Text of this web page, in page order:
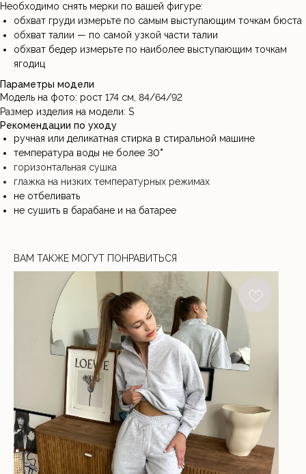
Необходимо снять мерки по вашей фигуре:
обхват груди измерьте по самым выступающим точкам бюста
обхват талии — по самой узкой части талии
обхват бедер измерьте по наиболее выступающим точкам
ягодиц
Параметры модели
Модель на фото: рост 174 см, 84/64/92
Размер изделия на модели: S
Рекомендации по уходу
ручная или деликатная стирка в стиральной машине
температура воды не более 30°
горизонтальная сушка
глажка на низких температурных режимах
не отбеливать
не сушить в барабане и на батарее
ВАМ ТАКЖЕ МОГУТ ПОНРАВИТЬСЯ